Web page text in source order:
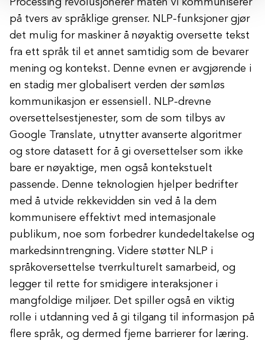
Processing revolusjonerer måten vi kommuniserer
på tvers av språklige grenser. NLP-funksjoner gjør
det mulig for maskiner å nøyaktig oversette tekst
fra ett språk til et annet samtidig som de bevarer
mening og kontekst. Denne evnen er avgjørende i
en stadig mer globalisert verden der sømløs
kommunikasjon er essensiell. NLP-drevne
oversettelsestjenester, som de som tilbys av
Google Translate, utnytter avanserte algoritmer
og store datasett for å gi oversettelser som ikke
bare er nøyaktige, men også kontekstuelt
passende. Denne teknologien hjelper bedrifter
med å utvide rekkevidden sin ved å la dem
kommunisere effektivt med internasjonale
publikum, noe som forbedrer kundedeltakelse og
markedsinntrengning. Videre støtter NLP i
språkoversettelse tverrkulturelt samarbeid, og
legger til rette for smidigere interaksjoner i
mangfoldige miljøer. Det spiller også en viktig
rolle i utdanning ved å gi tilgang til informasjon på
flere språk, og dermed fjerne barrierer for læring.